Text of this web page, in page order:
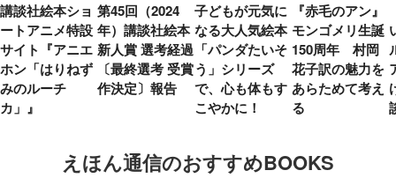
講談社絵本ショ
ートアニメ特設
サイト『アニエ
ホン「はりねず
みのルーチ
カ」』
第45回（2024
年）講談社絵本
新人賞 選考経過
〔最終選考 受賞
作決定〕報告
子どもが元気に
なる大人気絵本
「パンダたいそ
う」シリーズ
で、心も体もす
こやかに！
『赤毛のアン』
モンゴメリ生誕
150周年 村岡
花子訳の魅力を
あらためて考え
る
えほん通信のおすすめBOOKS